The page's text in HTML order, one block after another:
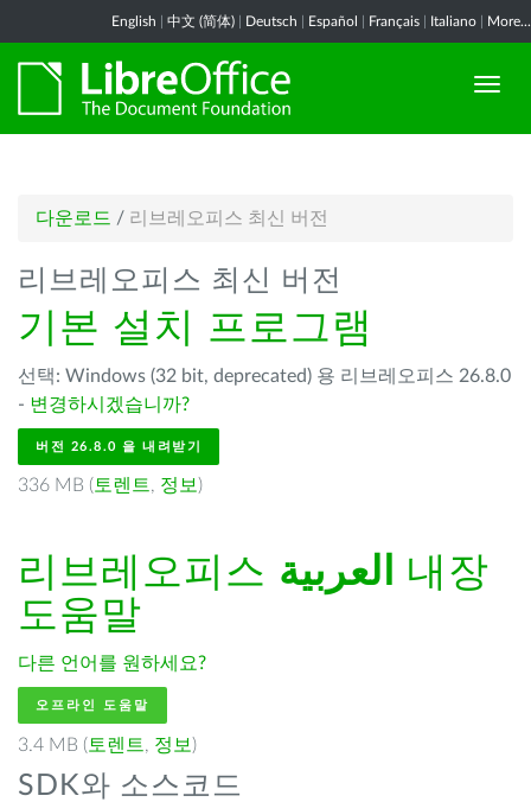
English 中文 (简体) Deutsch Español Français Italiano More...
다운로드 / 리브레오피스 최신 버전
리브레오피스 최신 버전
기본 설치 프로그램
선택: Windows (32 bit, deprecated) 용 리브레오피스 26.8.0
- 변경하시겠습니까?
버전 26.8.0 을 내려받기
336 MB ( 토렌트, 정보 )
리브레오피스 العربية
내장
도움말
다른 언어를 원하세요?
오프라인 도움말
3.4 MB ( 토렌트, 정보 )
SDK와 소스코드